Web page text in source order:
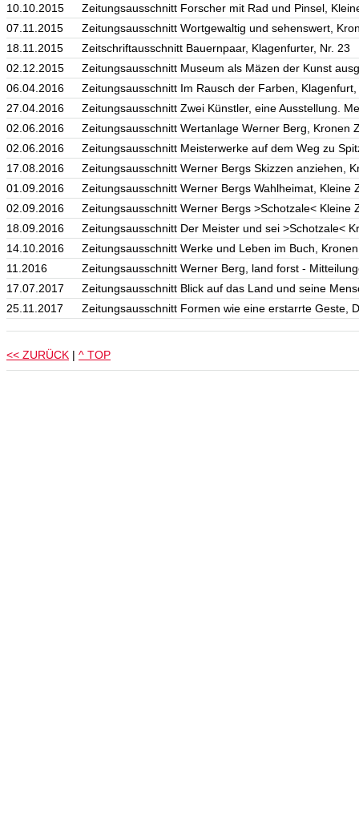
10.10.2015
Zeitungsausschnitt Forscher mit Rad und Pinsel,
07.11.2015
Zeitungsausschnitt Wortgewaltig und sehenswert,
18.11.2015
Zeitschriftausschnitt Bauernpaar, Klagenfurter, Nr. 23
02.12.2015
Zeitungsausschnitt Museum als Mäzen der Kunst
06.04.2016
Zeitungsausschnitt Im Rausch der Farben, Klagenfurt,
27.04.2016
Zeitungsausschnitt Zwei Künstler, eine Ausstellung.
02.06.2016
Zeitungsausschnitt Wertanlage Werner Berg, Kronen
02.06.2016
Zeitungsausschnitt Meisterwerke auf dem Weg zu
17.08.2016
Zeitungsausschnitt Werner Bergs Skizzen anziehen,
01.09.2016
Zeitungsausschnitt Werner Bergs Wahlheimat, Kleine
02.09.2016
Zeitungsausschnitt Werner Bergs >Schotzale< Kleine
18.09.2016
Zeitungsausschnitt Der Meister und sei >Schotzale<
14.10.2016
Zeitungsausschnitt Werke und Leben im Buch,
11.2016
Zeitungsausschnitt Werner Berg, land forst -
17.07.2017
Zeitungsausschnitt Blick auf das Land und seine
25.11.2017
Zeitungsausschnitt Formen wie eine erstarrte Geste,
<< ZURÜCK | ^ TOP